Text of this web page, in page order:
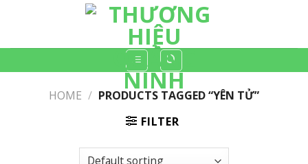
HOME / PRODUCTS TAGGED “YÊN TỬ”
FILTER